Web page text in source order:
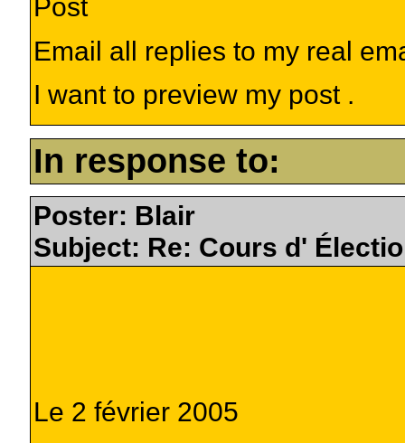
Post
Email all replies to my real
I want to preview my post .
In response to:
Poster: Blair
Subject: Re: Cours d'
Le 2 février 2005